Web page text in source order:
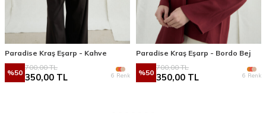
Paradise Kraş Eşarp - Kahve
%50
700,00TL
350,00 TL 6 Renk
Paradise Kraş Eşarp - Bordo Bej
%50
700,00TL
350,00 TL 6 Renk